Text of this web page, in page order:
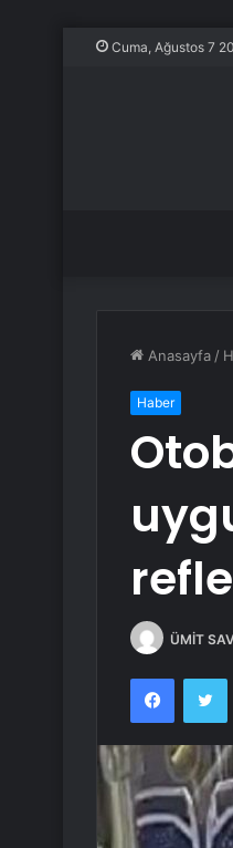
Cuma, Ağustos 7
Anasayfa /
Haber
ÜMİT